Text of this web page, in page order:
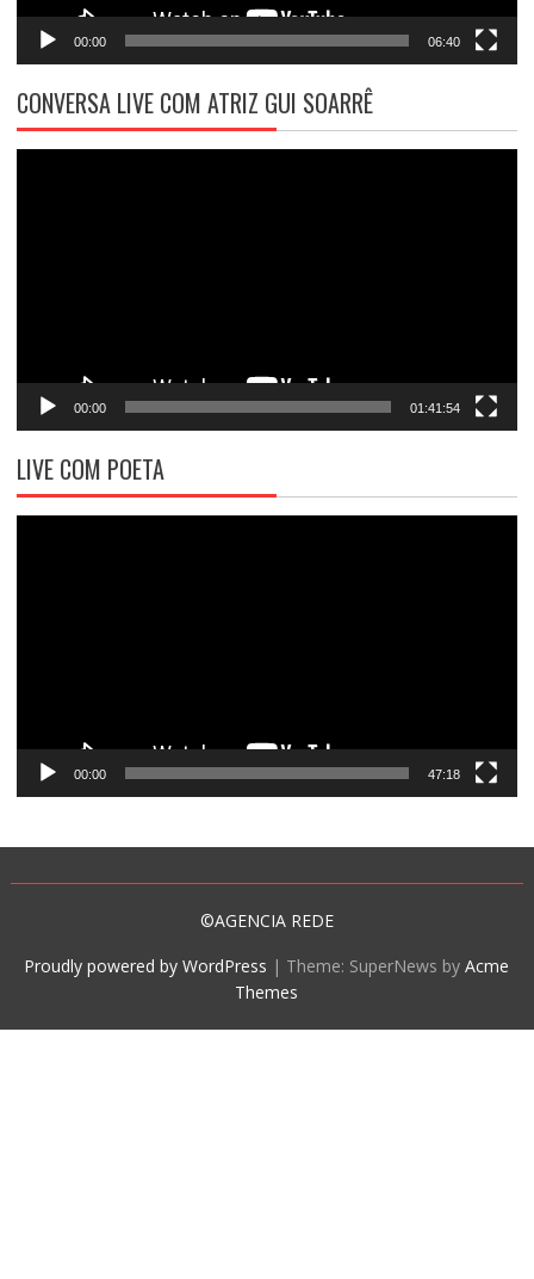
00:00 06:40
CONVERSA LIVE COM ATRIZ GUI SOARRÊ
00:00 01:41:54
LIVE COM POETA
00:00 47:18
©AGENCIA REDE
Proudly powered by WordPress | Theme: SuperNews byAcme
Themes